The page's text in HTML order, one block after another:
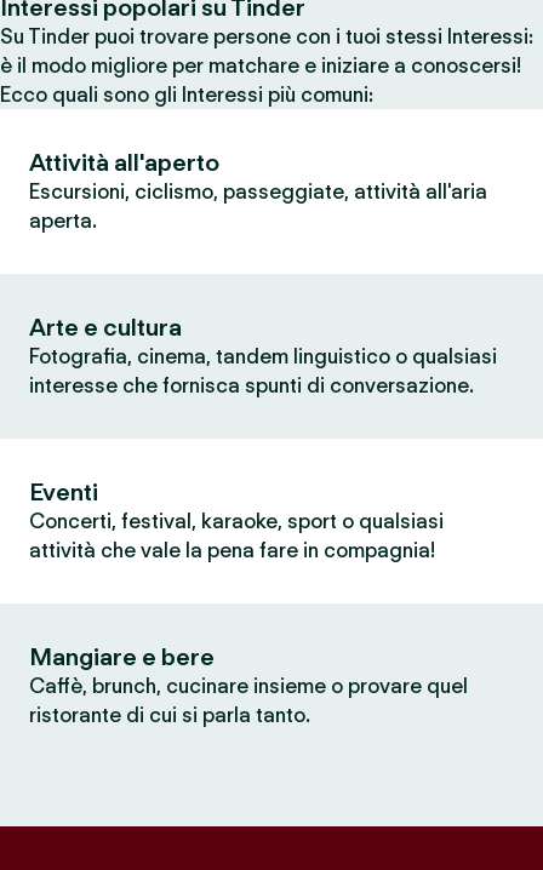
Interessi popolari su Tinder
Su Tinder puoi trovare persone con i tuoi stessi Interessi:
è il modo migliore per matchare e iniziare a conoscersi!
Ecco quali sono gli Interessi più comuni:
Attività all'aperto
Escursioni, ciclismo, passeggiate, attività all'aria
aperta.
Arte e cultura
Fotografia, cinema, tandem linguistico o qualsiasi
interesse che fornisca spunti di conversazione.
Eventi
Concerti, festival, karaoke, sport o qualsiasi
attività che vale la pena fare in compagnia!
Mangiare e bere
Caffè, brunch, cucinare insieme o provare quel
ristorante di cui si parla tanto.